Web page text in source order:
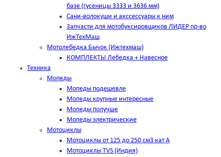
базе (гусеницы 3333 и 3636 мм)
Сани-волокуши и акссессуары к ним
Запчасти для мотобуксировщиков ЛИДЕР пр-во
ИжТехМаш
Мотолебедка Бычок (Ижтехмаш)
КОМПЛЕКТЫ Лебедка + Навесное
Техника
Мопеды
Мопеды подешевле
Мопеды крупные интересные
Мопеды получше
Мопеды электрические
Мотоциклы
Мотоциклы от 125 до 250 см3 кат А
Мотоциклы TVS (Индия)